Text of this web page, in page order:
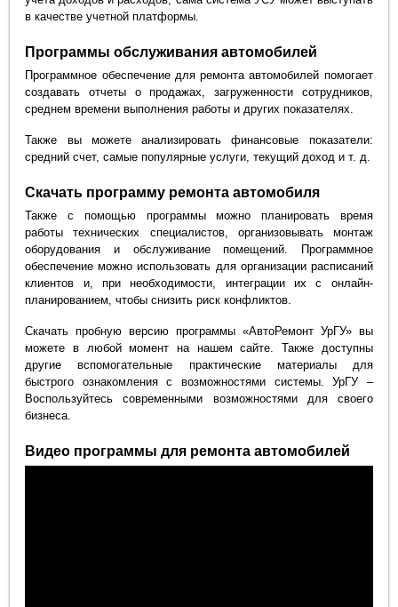
в качестве учетной платформы.
Программы обслуживания автомобилей
Программное обеспечение для ремонта автомобилей помогает
создавать отчеты о продажах, загруженности сотрудников,
среднем времени выполнения работы и других показателях.
Также вы можете анализировать финансовые показатели:
средний счет, самые популярные услуги, текущий доход и т. д.
Скачать программу ремонта автомобиля
Также с помощью программы можно планировать время
работы технических специалистов, организовывать монтаж
оборудования и обслуживание помещений. Программное
обеспечение можно использовать для организации расписаний
клиентов и, при необходимости, интеграции их с онлайн-
планированием, чтобы снизить риск конфликтов.
Скачать пробную версию программы «АвтоРемонт УрГУ» вы
можете в любой момент на нашем сайте. Также доступны
другие вспомогательные практические материалы для
быстрого ознакомления с возможностями системы. УрГУ –
Воспользуйтесь современными возможностями для своего
бизнеса.
Видео программы для ремонта автомобилей